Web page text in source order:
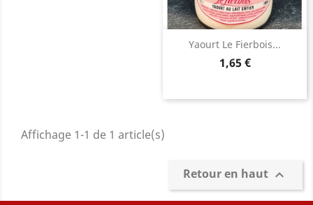
Yaourt Le Fierbois...
Prix
1,65 €
Affichage 1-1 de 1 article(s)
Retour en haut 